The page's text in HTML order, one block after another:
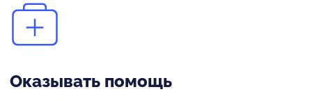
Оказывать помощь